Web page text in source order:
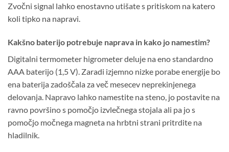
Zvočni signal lahko enostavno utišate s pritiskom na katero
koli tipko na napravi.
Kakšno baterijo potrebuje naprava in kako jo namestim?
Digitalni termometer higrometer deluje na eno standardno
AAA baterijo (1,5 V). Zaradi izjemno nizke porabe energije bo
ena baterija zadoščala za več mesecev neprekinjenega
delovanja. Napravo lahko namestite na steno, jo postavite na
ravno površino s pomočjo izvlečnega stojala ali pa jo s
pomočjo močnega magneta na hrbtni strani pritrdite na
hladilnik.